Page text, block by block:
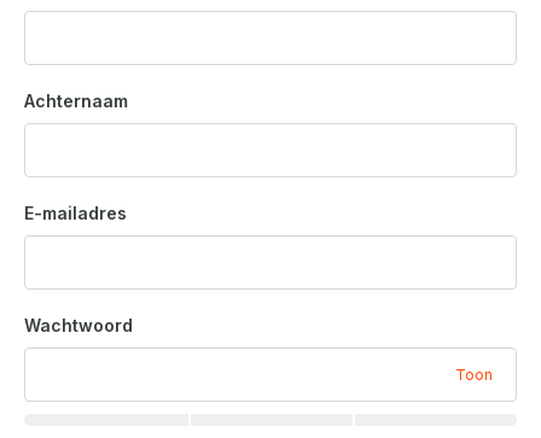
p
g
i
n
Achternaam
E-mailadres
Wachtwoord
Toon